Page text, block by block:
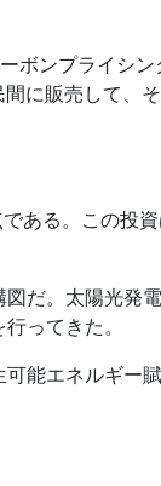
ボンプライシン
に販売して、
ある。この投
だ。太陽光発
ってきた。
能エネルギー